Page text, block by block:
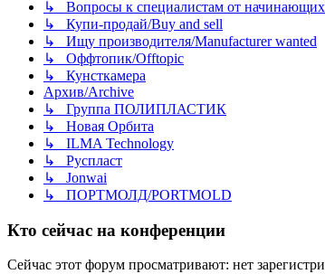
↳ Вопросы к специалистам от
↳ Купи-продай/Buy and sell
↳ Ищу производителя/Manufacturer wanted
↳ Оффтопик/Offtopic
↳ Кунсткамера
Архив/Archive
↳ Группа ПОЛИПЛАСТИК
↳ Новая Орбита
↳ ILMA Technology
↳ Руспласт
↳ Jonwai
↳ ПОРТМОЛД/PORTMOLD
Кто сейчас на конференции
Сейчас этот форум просматривают: нет